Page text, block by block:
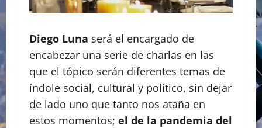
Diego Luna será el encargado de
encabezar una serie de charlas en las
que el tópico serán diferentes temas de
índole social, cultural y político, sin dejar
de lado uno que tanto nos ataña en
estos momentos; el de la pandemia del